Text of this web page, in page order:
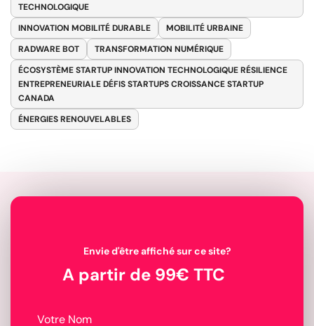
TECHNOLOGIQUE
INNOVATION MOBILITÉ DURABLE
MOBILITÉ URBAINE
RADWARE BOT
TRANSFORMATION NUMÉRIQUE
ÉCOSYSTÈME STARTUP INNOVATION TECHNOLOGIQUE RÉSILIENCE
ENTREPRENEURIALE DÉFIS STARTUPS CROISSANCE STARTUP
CANADA
ÉNERGIES RENOUVELABLES
Envie d'être affiché sur ce site?
A partir de 99€ TTC